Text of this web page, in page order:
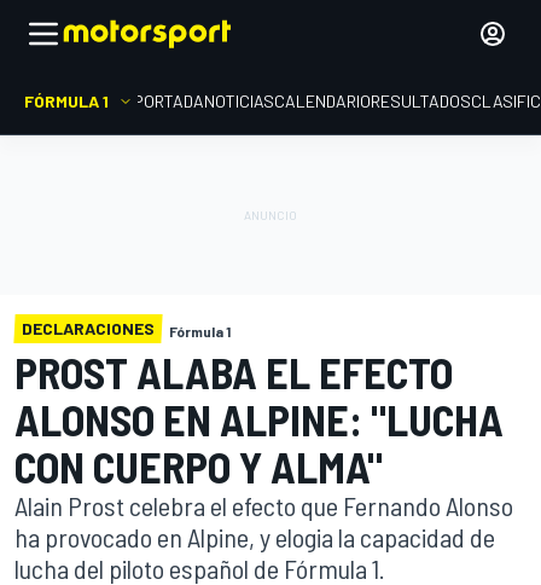
FÓRMULA 1 PORTADANOTICIASCALENDARIORESULTADOS
DECLARACIONES Fórmula 1
PROST ALABA EL EFECTO
ALONSO EN ALPINE: "LUCHA
CON CUERPO Y ALMA"
Alain Prost celebra el efecto que Fernando Alonso
ha provocado en Alpine, y elogia la capacidad de
lucha del piloto español de Fórmula 1.